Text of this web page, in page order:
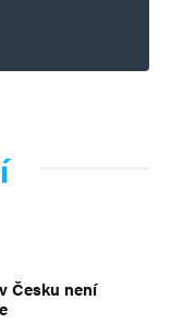
Česku není